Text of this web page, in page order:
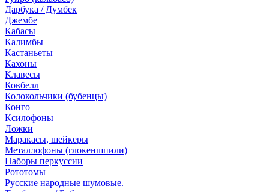
Дарбука / Думбек
Джембе
Кабасы
Калимбы
Кастаньеты
Кахоны
Клавесы
Ковбелл
Колокольчики (бубенцы)
Конго
Ксилофоны
Ложки
Маракасы, шейкеры
Металлофоны (глокеншпили)
Наборы перкуссии
Рототомы
Русские народные шумовые.